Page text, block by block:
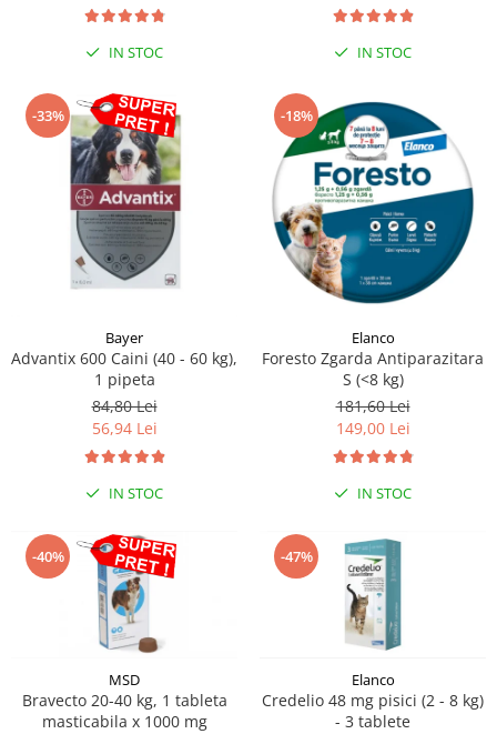
IN STOC IN STOC
-33%
Bayer
Advantix 600 Caini (40 - 60 kg),
1 pipeta
84,80 Lei
56,94 Lei
IN STOC
-18%
Elanco
Foresto Zgarda Antiparazitara
S (<8 kg)
181,60 Lei
149,00 Lei
IN STOC
-40%
MSD
Bravecto 20-40 kg, 1 tableta
masticabila x 1000 mg
-47%
Elanco
Credelio 48 mg pisici (2 - 8 kg)
- 3 tablete